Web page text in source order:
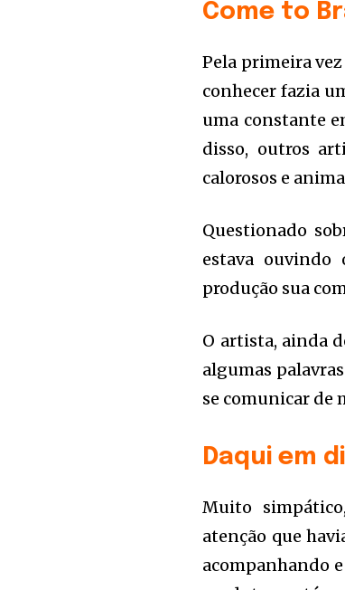
Come to
Pela primeira
conhecer fazia
uma constante
disso, outros
calorosos e
Questionado
estava ouvindo
produção sua
O artista, ainda
algumas
se comunicar de
Daqui em
Muito
atenção que
acompanhando